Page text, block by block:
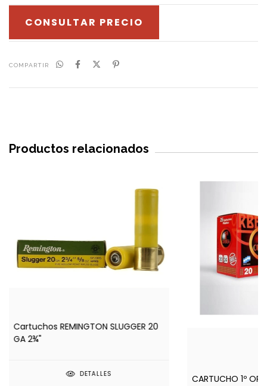
CONSULTAR PRECIO
COMPARTIR
Productos relacionados
Cartuchos REMINGTON SLUGGER 20
GA 2¾"
DETALLES CARTUCHO 1º